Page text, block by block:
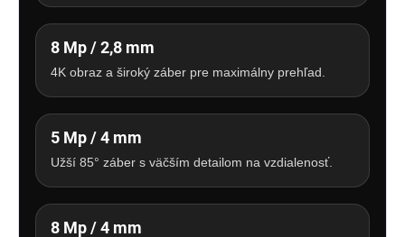
8 Mp / 2,8 mm
4K obraz a široký záber pre maximálny prehľad.
5 Mp / 4 mm
Užší 85° záber s väčším detailom na vzdialenosť.
8 Mp / 4 mm